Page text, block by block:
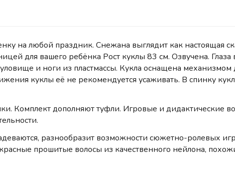
на любой праздник. Снежана выглядит как настоящая
для вашего ребёнка Рост куклы 83 см. Озвучена.
и ноги из пластмассы. Кукла оснащена
куклы её не рекомендуется усаживать. В спинку
Комплект дополняют туфли. Игровые и дидактические
разнообразит возможности сюжетно-ролевых
прошитые волосы из качественного нейлона,